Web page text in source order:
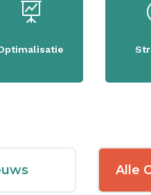

Alle